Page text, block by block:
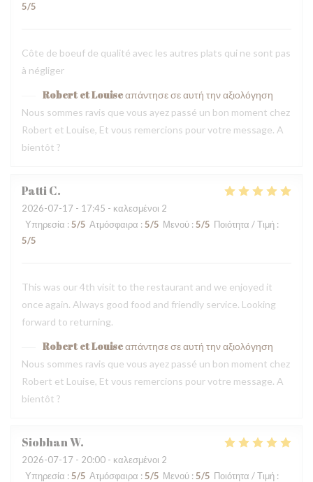
5/5
Côte de boeuf de qualité avec les autres plats qui ne sont pas
à négliger
Robert et Louiseαπάντησε σε αυτή την αξιολόγηση
Nous sommes ravis que vous ayez passé un bon moment chez
Robert et Louise, Et vous remercions pour votre message. A
bientôt ?
PattiC
2026-07-17 - 17:45 - καλεσμένοι 2
Υπηρεσία : 5/5 Ατμόσφαιρα : 5/5 Μενού : 5/5 Ποιότητα / Τιμή :
5/5
This was our 4th visit to the restaurant and we enjoyed it
once again. Always good food and friendly service. Looking
forward to returning.
Robert et Louiseαπάντησε σε αυτή την αξιολόγηση
Nous sommes ravis que vous ayez passé un bon moment chez
Robert et Louise, Et vous remercions pour votre message. A
bientôt ?
SiobhanW
2026-07-17 - 20:00 - καλεσμένοι 2
Υπηρεσία : 5/5 Ατμόσφαιρα : 5/5 Μενού : 5/5 Ποιότητα / Τιμή :